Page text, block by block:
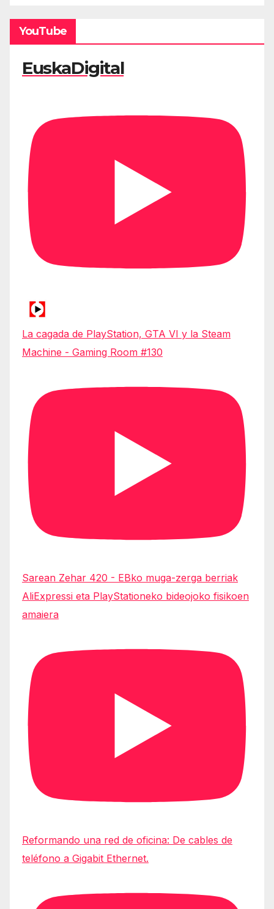
YouTube
EuskaDigital
La cagada de PlayStation, GTA VI y la Steam
Machine - Gaming Room #130
Sarean Zehar 420 - EBko muga-zerga berriak
AliExpressi eta PlayStationeko bideojoko fisikoen
amaiera
Reformando una red de oficina: De cables de
teléfono a Gigabit Ethernet.